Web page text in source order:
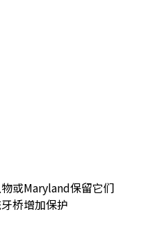
或Maryland保留它们
桥增加保护